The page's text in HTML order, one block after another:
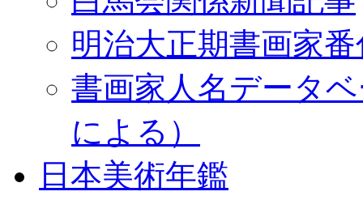
明治大正期書画家
書画家人名データ
による）
日本美術年鑑